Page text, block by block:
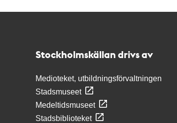
Stockholmskällan drivs av
Medioteket, utbildningsförvaltningen
Stadsmuseet
Medeltidsmuseet
Stadsbiblioteket